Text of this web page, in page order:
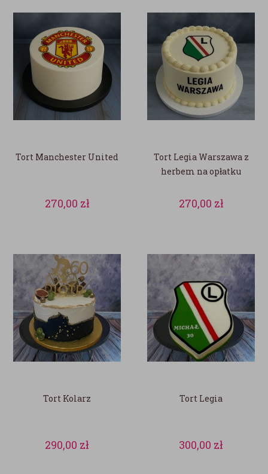
Tort Manchester United
270,00 zł
Tort Legia Warszawa z
herbem na opłatku
270,00 zł
Tort Kolarz
290,00 zł
Tort Legia
300,00 zł